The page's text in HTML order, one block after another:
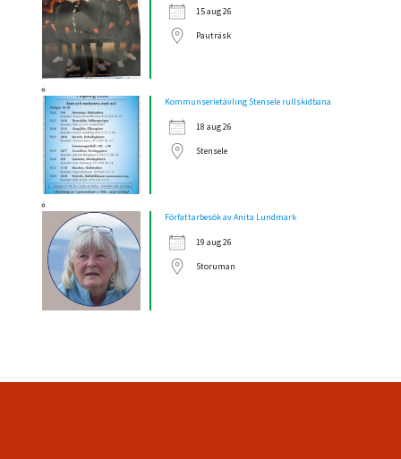
15 aug 26
Pauträsk
Kommunserietävling Stensele rullskidbana
18 aug 26
Stensele
Författarbesök av Anita Lundmark
19 aug 26
Storuman